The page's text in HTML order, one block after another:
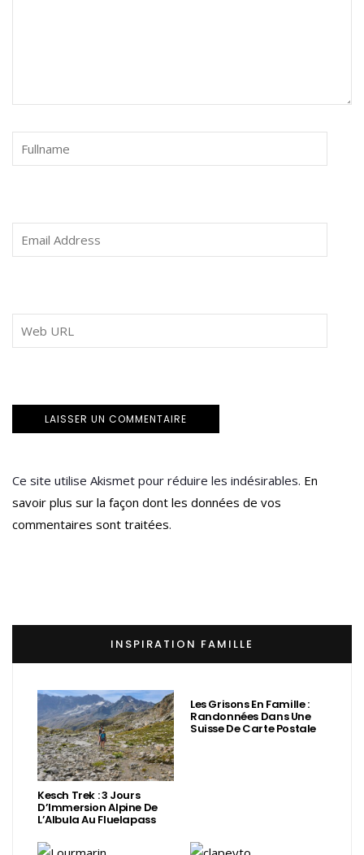
Ce site utilise Akismet pour réduire les indésirables. En
savoir plus sur la façon dont les données de vos
commentaires sont traitées.
INSPIRATION FAMILLE
Kesch Trek : 3 Jours
D’Immersion Alpine De
L’Albula Au Fluelapass
Les Grisons En Famille :
Randonnées Dans Une
Suisse De Carte Postale